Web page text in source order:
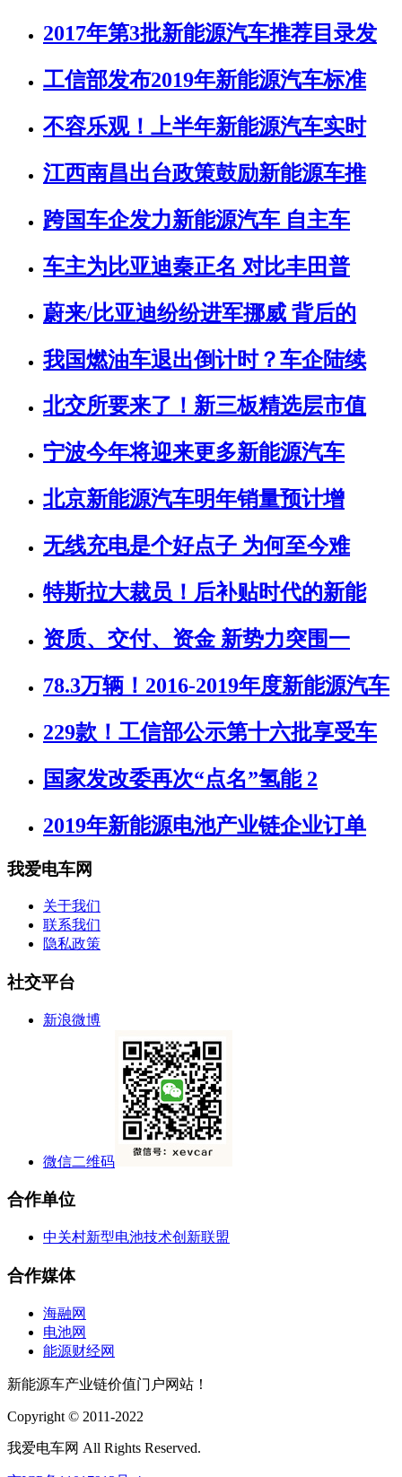
2017年第3批新能源汽车推荐目录发
工信部发布2019年新能源汽车标准
不容乐观！上半年新能源汽车实时
江西南昌出台政策鼓励新能源车推
跨国车企发力新能源汽车 自主车
车主为比亚迪秦正名 对比丰田普
蔚来/比亚迪纷纷进军挪威 背后的
我国燃油车退出倒计时？车企陆续
北交所要来了！新三板精选层市值
宁波今年将迎来更多新能源汽车
北京新能源汽车明年销量预计增
无线充电是个好点子 为何至今难
特斯拉大裁员！后补贴时代的新能
资质、交付、资金 新势力突围一
78.3万辆！2016-2019年度新能源汽车
229款！工信部公示第十六批享受车
国家发改委再次“点名”氢能 2
2019年新能源电池产业链企业订单
我爱电车网
关于我们
联系我们
隐私政策
社交平台
新浪微博
微信二维码
合作单位
中关村新型电池技术创新联盟
合作媒体
海融网
电池网
能源财经网
新能源车产业链价值门户网站！
Copyright © 2011-2022
我爱电车网 All Rights Reserved.